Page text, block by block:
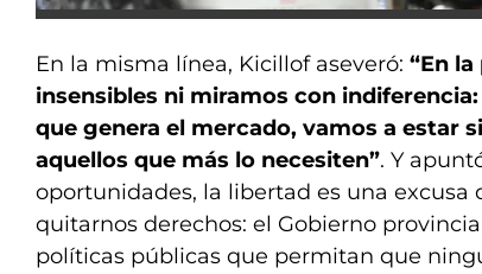
En la misma línea, Kicillof aseveró: “En
insensibles ni miramos con
que genera el mercado, vamos a estar
aquellos que más lo necesiten”. Y
oportunidades, la libertad es una excusa
quitarnos derechos: el Gobierno
políticas públicas que permitan que